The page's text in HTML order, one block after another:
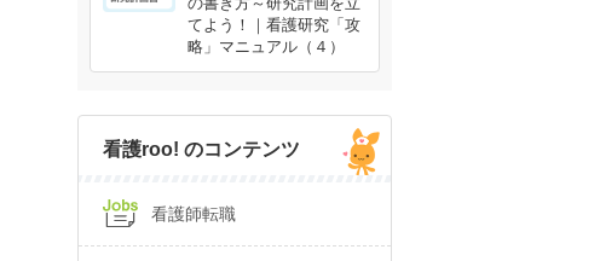
てよう！｜看護研究「攻
略」マニュアル（４）
看護roo! のコンテンツ
看護師転職